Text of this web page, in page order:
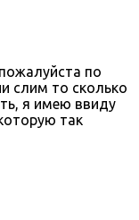
по
слим то сколько
я имею ввиду
так